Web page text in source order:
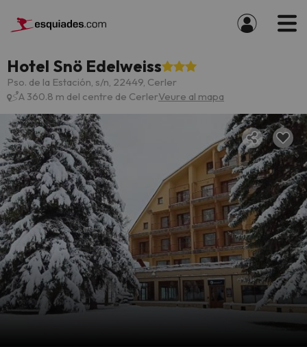
Hotel Snö Edelweiss
Pso. de la Estación, s/n, 22449, Cerler
A 360.8 m del centre de CerlerVeure al mapa